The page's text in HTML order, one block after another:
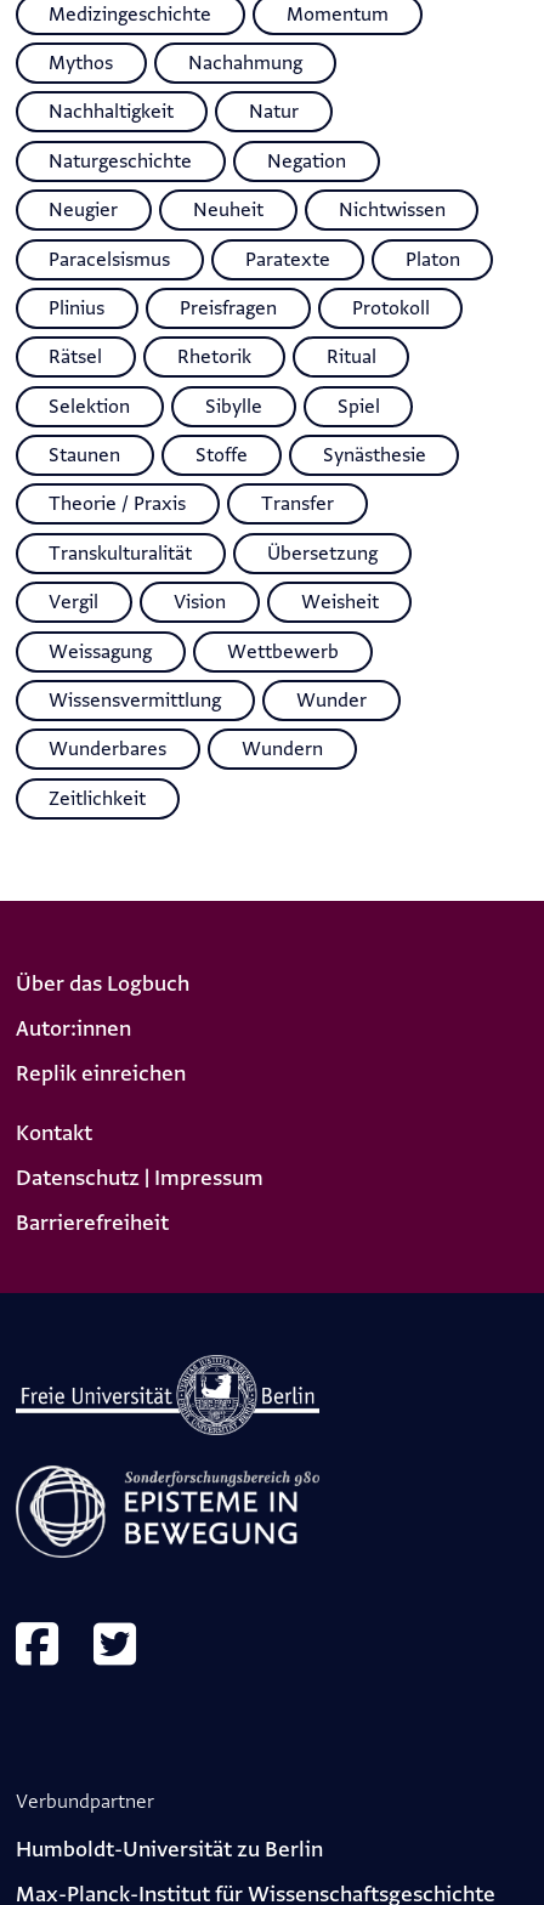
Medizingeschichte Momentum
Mythos Nachahmung
Nachhaltigkeit Natur
Naturgeschichte Negation
Neugier Neuheit Nichtwissen
Paracelsismus Paratexte Platon
Plinius Preisfragen Protokoll
Rätsel Rhetorik Ritual
Selektion Sibylle Spiel
Staunen Stoffe Synästhesie
Theorie / Praxis Transfer
Transkulturalität Übersetzung
Vergil Vision Weisheit
Weissagung Wettbewerb
Wissensvermittlung Wunder
Wunderbares Wundern
Zeitlichkeit
Über das Logbuch
Autor:innen
Replik einreichen
Kontakt
Datenschutz | Impressum
Barrierefreiheit
Verbundpartner
Humboldt-Universität zu Berlin
Max-Planck-Institut für Wissenschaftsgeschichte